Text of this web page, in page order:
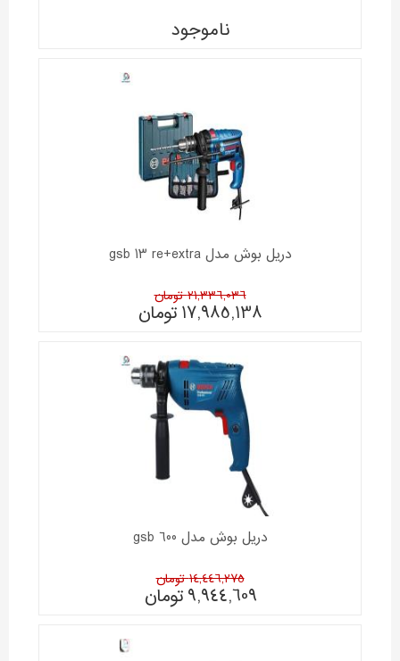
ناموجود
دریل بوش مدل gsb 13 re+extra
21,336,036 تومان
17,985,138 تومان
دریل بوش مدل gsb 600
14,446,275 تومان
9,944,609 تومان